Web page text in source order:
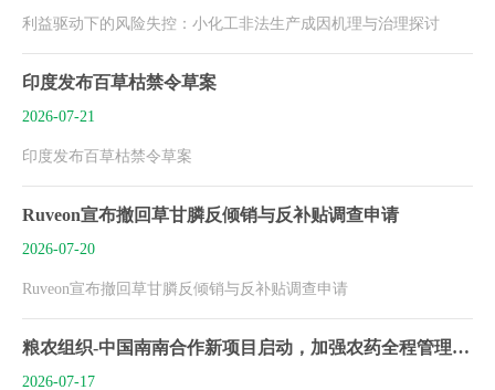
利益驱动下的风险失控：小化工非法生产成因机理与治理探讨
印度发布百草枯禁令草案
2026-07-21
印度发布百草枯禁令草案
Ruveon宣布撤回草甘膦反倾销与反补贴调查申请
2026-07-20
Ruveon宣布撤回草甘膦反倾销与反补贴调查申请
粮农组织-中国南南合作新项目启动，加强农药全程管理能力建设
2026-07-17